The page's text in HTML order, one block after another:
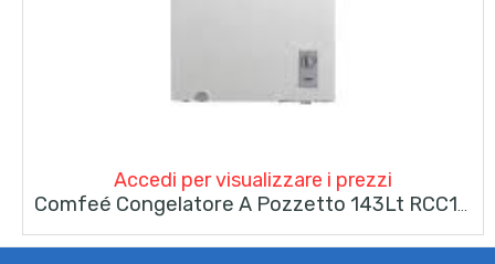
Accedi per visualizzare i prezzi
Comfeé Congelatore A Pozzetto 143Lt RCC197WH2 Bianco